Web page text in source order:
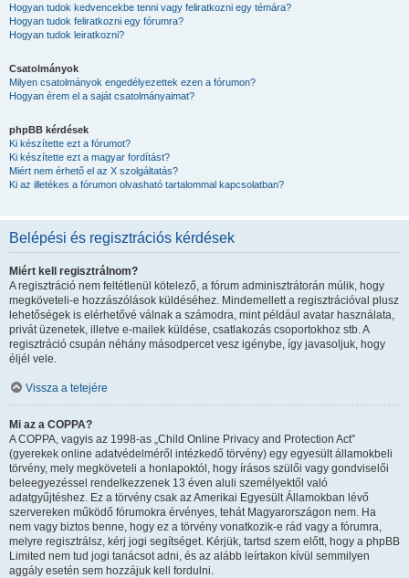
Hogyan tudok kedvencekbe tenni vagy feliratkozni egy témára?
Hogyan tudok feliratkozni egy fórumra?
Hogyan tudok leiratkozni?
Csatolmányok
Milyen csatolmányok engedélyezettek ezen a fórumon?
Hogyan érem el a saját csatolmányaimat?
phpBB kérdések
Ki készítette ezt a fórumot?
Ki készítette ezt a magyar fordítást?
Miért nem érhető el az X szolgáltatás?
Ki az illetékes a fórumon olvasható tartalommal kapcsolatban?
Belépési és regisztrációs kérdések
Miért kell regisztrálnom?
A regisztráció nem feltétlenül kötelező, a fórum adminisztrátorán múlik, hogy
megköveteli-e hozzászólások küldéséhez. Mindemellett a regisztrációval plusz
lehetőségek is elérhetővé válnak a számodra, mint például avatar használata,
privát üzenetek, illetve e-mailek küldése, csatlakozás csoportokhoz stb. A
regisztráció csupán néhány másodpercet vesz igénybe, így javasoljuk, hogy
éljél vele.
Vissza a tetejére
Mi az a COPPA?
A COPPA, vagyis az 1998-as „Child Online Privacy and Protection Act”
(gyerekek online adatvédelméről intézkedő törvény) egy egyesült államokbeli
törvény, mely megköveteli a honlapoktól, hogy írásos szülői vagy gondviselői
beleegyezéssel rendelkezzenek 13 éven aluli személyektől való
adatgyűjtéshez. Ez a törvény csak az Amerikai Egyesült Államokban lévő
szervereken működő fórumokra érvényes, tehát Magyarországon nem. Ha
nem vagy biztos benne, hogy ez a törvény vonatkozik-e rád vagy a fórumra,
melyre regisztrálsz, kérj jogi segítséget. Kérjük, tartsd szem előtt, hogy a phpBB
Limited nem tud jogi tanácsot adni, és az alább leírtakon kívül semmilyen
aggály esetén sem hozzájuk kell fordulni.